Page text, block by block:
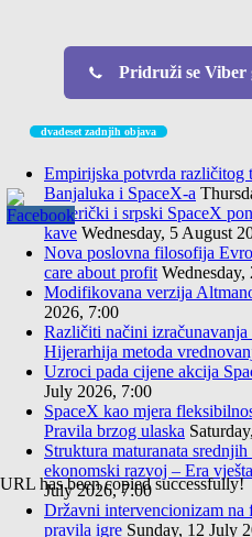
Pridruži se Viber
URL has been copied successfully!
dvadeset zadnjih objava
Empirijska potvrda različitog
Banjaluka i SpaceX-a
Američki i srpski SpaceX
kave Wednesday, 5 August
Nova poslovna filosofija
care about profit
Modifikovana verzija
2026, 7:00
Različiti načini
Hijerarhija metoda
Uzroci pada cijene akcija
July 2026, 7:00
SpaceX kao mjera
Pravila brzog ulaska
Struktura maturanata
ekonomski razvoj – Era
July 2026, 7:00
Državni intervencionizam na
pravila igre Sunday, 12 July